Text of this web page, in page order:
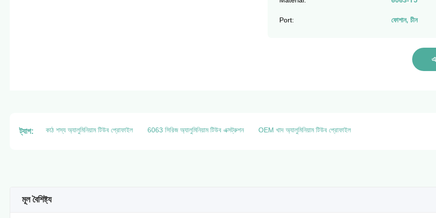
Port: ফোশান, চীন
ট্যাগ: কাঠ শস্য অ্যালুমিনিয়াম টিউব প্রোফাইল 6063 সিরিজ অ্যালুমিনিয়াম টিউব এক্সট্রুশন OEM খাদ অ্যালুমিনিয়াম টিউব প্রোফাইল
মূল বৈশিষ্ট্য